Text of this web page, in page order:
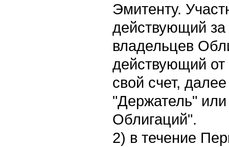
Эмитенту.
действующий
владельцев
действующий от
свой счет,
"Держатель"
Облигаций".
2) в течение